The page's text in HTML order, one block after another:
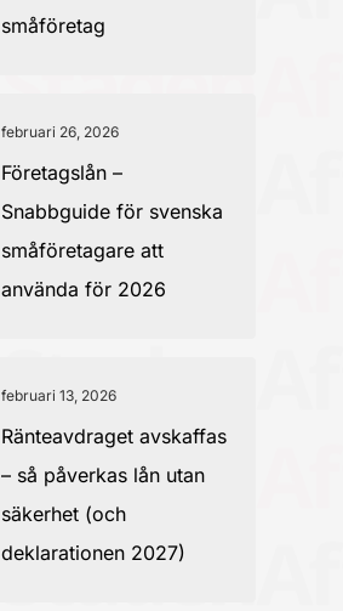
småföretag
februari 26, 2026
Företagslån –
Snabbguide för svenska
småföretagare att
använda för 2026
februari 13, 2026
Ränteavdraget avskaffas
– så påverkas lån utan
säkerhet (och
deklarationen 2027)